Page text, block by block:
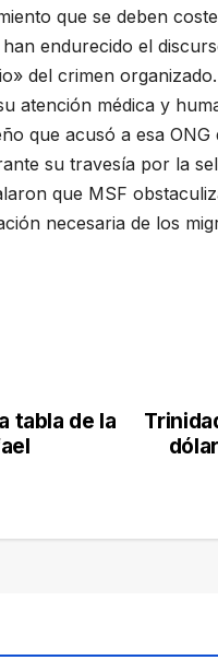
que se deben
endurecido el
del crimen organizado.
atención médica y
que acusó a esa
su travesía por la
que MSF
necesaria de los
tabla de la